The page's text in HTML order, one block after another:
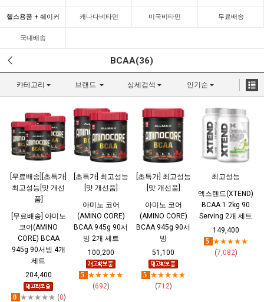
헬스용품 + 쉐이커 캐나다비타민 미국비타민 무료배송
국내배송
BCAA(36)
카테고리 브랜드 상세검색 인기순
[무료배송][초특가]
최고성능[맛 개선
품]
[무료배송] 아미노
코어(AMINO
CORE) BCAA
945g 90서빙 4개
세트
204,400
0 ★★★★★ (0)
[초특가] 최고성능
[맛 개선품]
아미노 코어
(AMINO CORE)
BCAA 945g 90서
빙 2개 세트
100,200
5 ★★★★★
(692)
[초특가] 최고성능
[맛 개선품]
아미노 코어
(AMINO CORE)
BCAA 945g 90서
빙
51,100
5 ★★★★★
(712)
최고성능
엑스텐드(XTEND)
BCAA 1.2kg 90
Serving 2개 세트
149,400
5 ★★★★★
(7,082)